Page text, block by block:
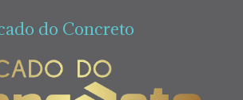
do Concreto